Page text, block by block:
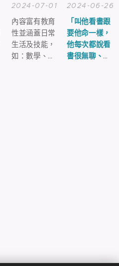
2024-07-01
內容富有教育
性並涵蓋日常
生活及技能，
如：數學、日
2024-06-26
「叫他看書跟
要他命一樣，
他每次都說看
書很無聊、沒